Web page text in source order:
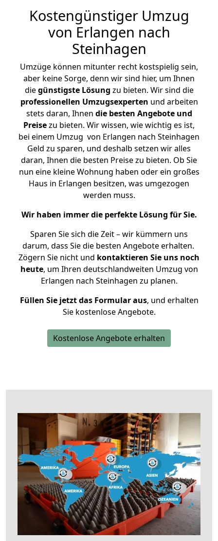
Kostengünstiger Umzug
von Erlangen nach
Steinhagen
Umzüge können mitunter recht kostspielig sein,
aber keine Sorge, denn wir sind hier, um Ihnen
diegünstigste Lösung zu bieten. Wir sind die
professionellen Umzugsexperten und arbeiten
stets daran, Ihnen die besten Angebote und
Preisezu bieten. Wir wissen, wie wichtig es ist,
bei einem Umzug von Erlangen nach Steinhagen
Geld zu sparen, und deshalb setzen wir alles
daran, Ihnen die besten Preise zu bieten. Ob Sie
nun eine kleine Wohnung haben oder ein großes
Haus in Erlangen besitzen, was umgezogen
werden muss.
Wir haben immer die perfekte Lösung für Sie.
Sparen Sie sich die Zeit – wir kümmern uns
darum, dass Sie die besten Angebote erhalten.
Zögern Sie nicht und kontaktieren Sie uns noch
heute, um Ihren deutschlandweiten Umzug von
Erlangen nach Steinhagen zu planen.
Füllen Sie jetzt das Formular aus, und erhalten
Sie kostenlose Angebote.
Kostenlose Angebote erhalten